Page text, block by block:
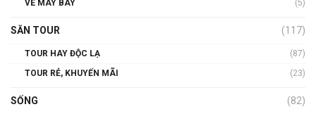
VÉ MÁY BAY
(5)
SĂN TOUR (117)
TOUR HAY ĐỘC LẠ
(87)
TOUR RẺ, KHUYẾN MÃI
(23)
SỐNG (82)